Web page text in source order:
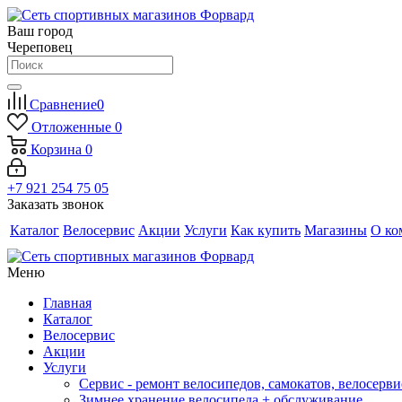
Ваш город
Череповец
Сравнение0
Отложенные 0
Корзина 0
+7 921 254 75 05
Заказать звонок
Каталог Велосервис Акции Услуги Как купить Магазины О
Меню
Главная
Каталог
Велосервис
Акции
Услуги
Сервис - ремонт велосипедов, самокатов,